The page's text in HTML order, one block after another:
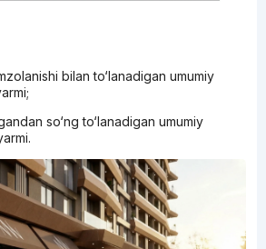
bilan to‘lanadigan umumiy
so‘ng to‘lanadigan umumiy